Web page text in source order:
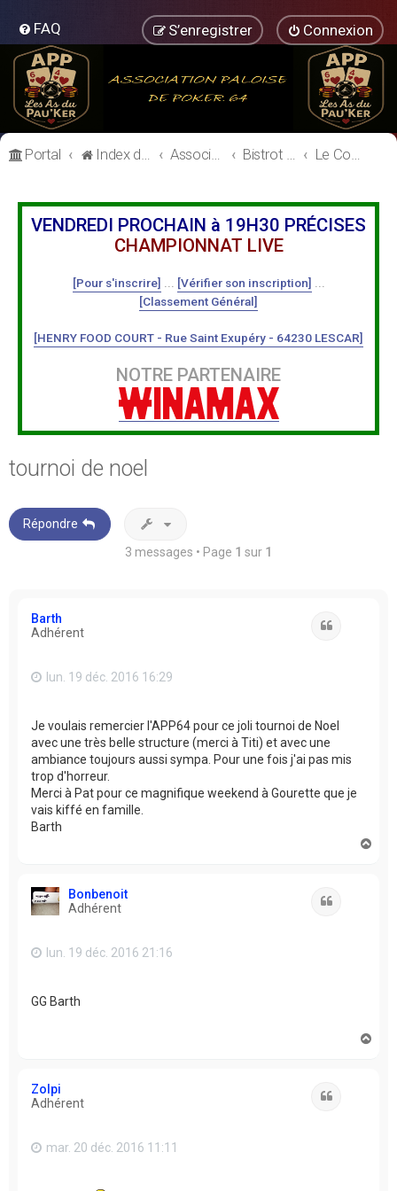
FAQ Connexion
S’enregistrer
Portal Index du forum Association Paloise de Poker Bistrot de l'Association Paloise de Poker Le Comptoir
VENDREDI PROCHAIN à 19H30 PRÉCISES
CHAMPIONNAT LIVE
[Pour s'inscrire] [Vérifier son inscription]
[Classement Général]
[HENRY FOOD COURT - Rue Saint Exupéry - 64230 LESCAR]
NOTRE PARTENAIRE
tournoi de noel
Répondre
3 messages • Page 1 sur 1
Barth
Adhérent
lun. 19 déc. 2016 16:29
Je voulais remercier l'APP64 pour ce joli tournoi de Noel
avec une très belle structure (merci à Titi) et avec une
ambiance toujours aussi sympa. Pour une fois j'ai pas mis
trop d'horreur.
Merci à Pat pour ce magnifique weekend à Gourette que je
vais kiffé en famille.
Barth
Bonbenoit
Adhérent
lun. 19 déc. 2016 21:16
GG Barth
Zolpi
Adhérent
mar. 20 déc. 2016 11:11